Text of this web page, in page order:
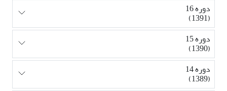
دوره 16
(1391)
دوره 15
(1390)
دوره 14
(1389)